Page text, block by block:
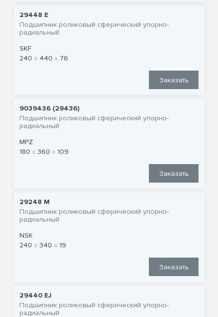
29448 E
Подшипник роликовый сферический упорно-
радиальный
SKF
240
440 76
Заказать
9039436 (29436)
Подшипник роликовый сферический упорно-
радиальный
MPZ
180
360 109
Заказать
29248 M
Подшипник роликовый сферический упорно-
радиальный
NSK
240
340 19
Заказать
29440 EJ
Подшипник роликовый сферический упорно-
радиальный